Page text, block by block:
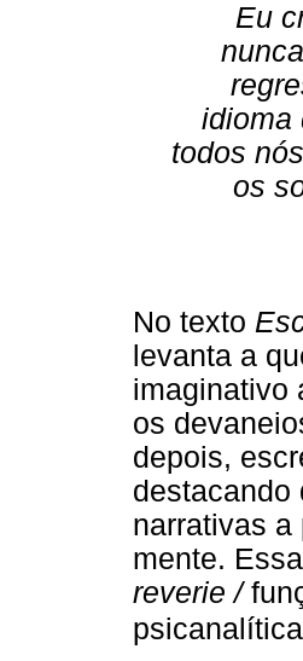
Eu
idioma
todos
os
No texto
levanta a
imaginativo
os
depois,
destacando
narrativas a
mente.
reverie /